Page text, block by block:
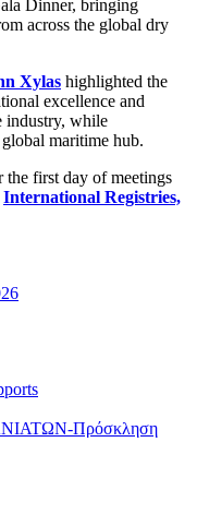
Dinner, bringing
across the global dry
Xylas highlighted the
excellence and
industry, while
maritime hub.
first day of meetings
International Registries,
Πρόσκληση